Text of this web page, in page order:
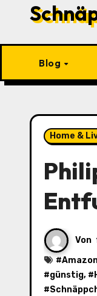
Blog
Home &
Von
#
#günstig, #
#